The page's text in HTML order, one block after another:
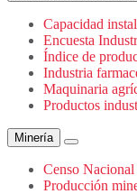
Capacidad
Encuesta
Índice de
Industria
Maquinaria
Productos
Minería
Censo
Producción